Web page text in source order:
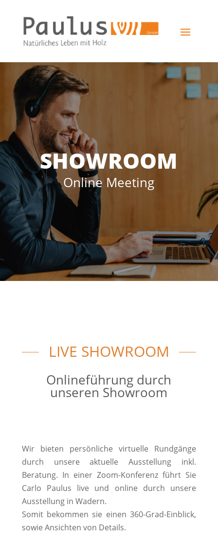
SHOWROOM
Online Meeting
LIVE SHOWROOM
Onlineführung durch
unseren Showroom
Wir bieten persönliche virtuelle Rundgänge
durch unsere aktuelle Ausstellung inkl.
Beratung. In einer Zoom-Konferenz führt Sie
Carlo Paulus live und online durch unsere
Ausstellung in Wadern.
Somit bekommen sie einen 360-Grad-Einblick,
sowie Ansichten von Details.